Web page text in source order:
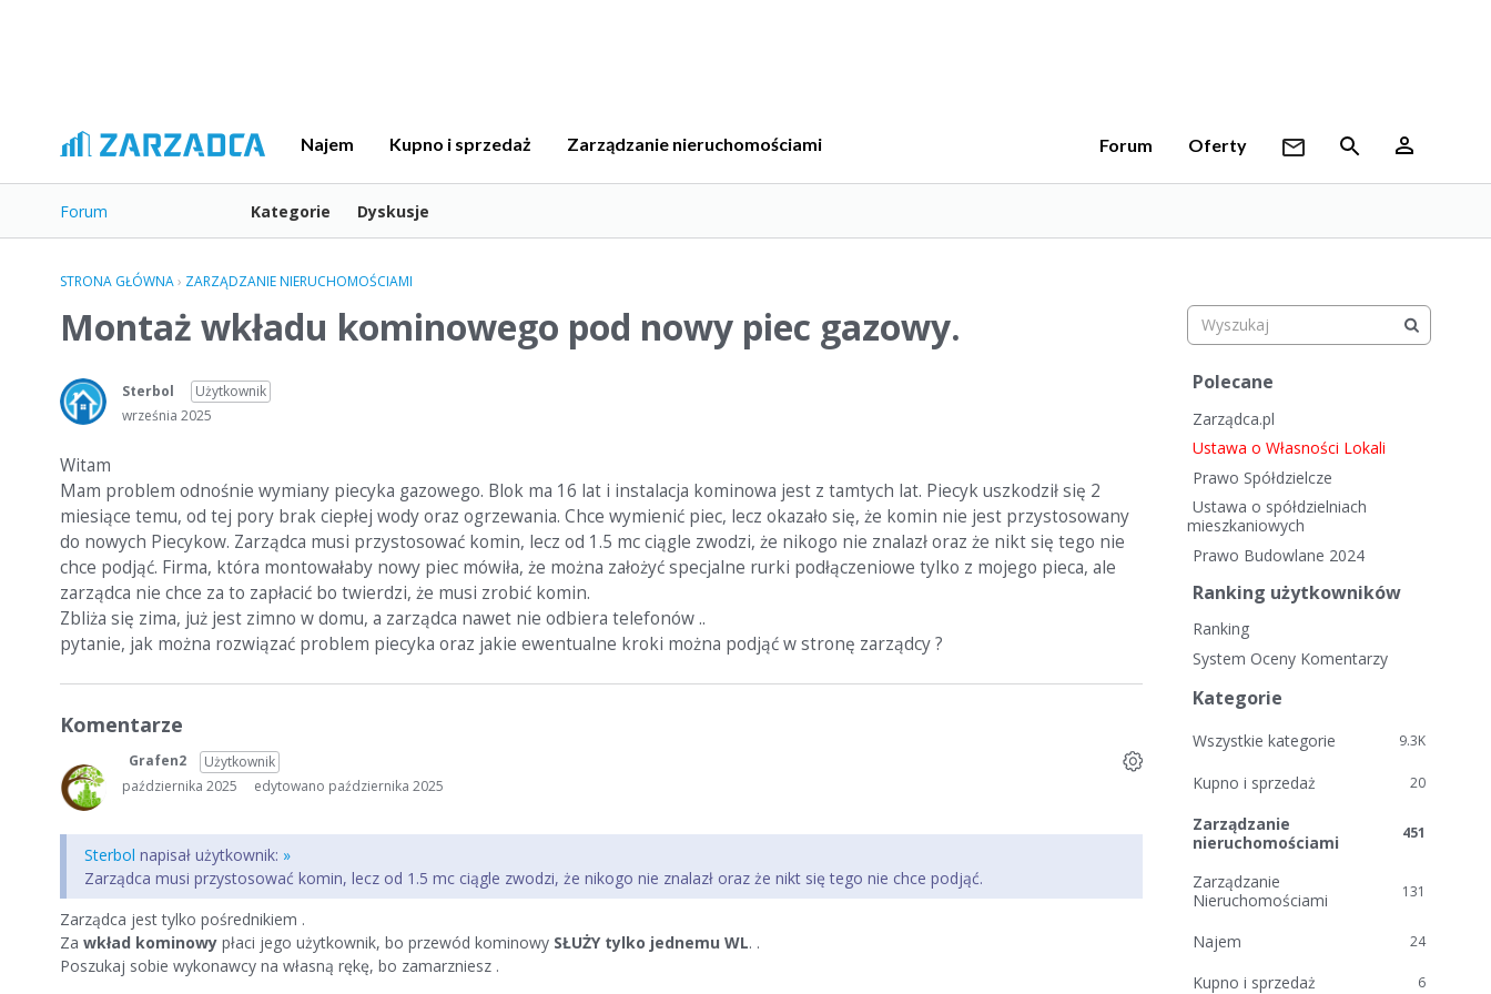
Najem Kupno i sprzedaż Zarządzanie nieruchomościami Forum Oferty
Forum Kategorie Dyskusje
STRONA GŁÓWNA› ZARZĄDZANIE NIERUCHOMOŚCIAMI
Montaż wkładu kominowego pod nowy piec gazowy.
Sterbol
Użytkownik
września 2025
Witam
Mam problem odnośnie wymiany piecyka gazowego. Blok ma 16 lat i instalacja kominowa jest z tamtych lat. Piecyk uszkodził się 2
miesiące temu, od tej pory brak ciepłej wody oraz ogrzewania. Chce wymienić piec, lecz okazało się, że komin nie jest przystosowany
do nowych Piecykow. Zarządca musi przystosować komin, lecz od 1.5 mc ciągle zwodzi, że nikogo nie znalazł oraz że nikt się tego nie
chce podjąć. Firma, która montowałaby nowy piec mówiła, że można założyć specjalne rurki podłączeniowe tylko z mojego pieca, ale
zarządca nie chce za to zapłacić bo twierdzi, że musi zrobić komin.
Zbliża się zima, już jest zimno w domu, a zarządca nawet nie odbiera telefonów ..
pytanie, jak można rozwiązać problem piecyka oraz jakie ewentualne kroki można podjąć w stronę zarządcy ?
Komentarze
Grafen2
Użytkownik
października 2025
edytowano października 2025
Sterbol napisał użytkownik: »
Zarządca musi przystosować komin, lecz od 1.5 mc ciągle zwodzi, że nikogo nie znalazł oraz że nikt się tego nie chce podjąć.
Zarządca jest tylko pośrednikiem .
Za wkład kominowy płaci jego użytkownik, bo przewód kominowy SŁUŻY tylko jednemu WL. .
Poszukaj sobie wykonawcy na własną rękę, bo zamarzniesz .
S
y
b
k
e
n
k
Polecane
Zarządca.pl
Ustawa o Własności Lokali
Prawo Spółdzielcze
Ustawa o spółdzielniach
mieszkaniowych
Prawo Budowlane 2024
Ranking użytkowników
Ranking
System Oceny Komentarzy
Kategorie
9.3K
Wszystkie kategorie
20
Kupno i sprzedaż
451
Zarządzanie
nieruchomościami
131
Zarządzanie
Nieruchomościami
24
Najem
6
Kupno i sprzedaż